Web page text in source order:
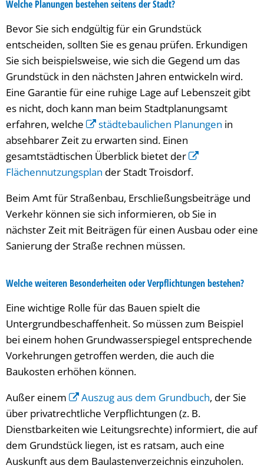
Welche Planungen bestehen seitens der Stadt?
Bevor Sie sich endgültig für ein Grundstück
entscheiden, sollten Sie es genau prüfen. Erkundigen
Sie sich beispielsweise, wie sich die Gegend um das
Grundstück in den nächsten Jahren entwickeln wird.
Eine Garantie für eine ruhige Lage auf Lebenszeit gibt
es nicht, doch kann man beim Stadtplanungsamt
erfahren, welche
städtebaulichen Planungen in
absehbarer Zeit zu erwarten sind. Einen
gesamtstädtischen Überblick bietet der
Flächennutzungsplan der Stadt Troisdorf.
Beim Amt für Straßenbau, Erschließungsbeiträge und
Verkehr können sie sich informieren, ob Sie in
nächster Zeit mit Beiträgen für einen Ausbau oder eine
Sanierung der Straße rechnen müssen.
Welche weiteren Besonderheiten oder Verpflichtungen bestehen?
Eine wichtige Rolle für das Bauen spielt die
Untergrundbeschaffenheit. So müssen zum Beispiel
bei einem hohen Grundwasserspiegel entsprechende
Vorkehrungen getroffen werden, die auch die
Baukosten erhöhen können.
Außer einem
Auszug aus dem Grundbuch, der Sie
über privatrechtliche Verpflichtungen (z. B.
Dienstbarkeiten wie Leitungsrechte) informiert, die auf
dem Grundstück liegen, ist es ratsam, auch eine
Auskunft aus dem Baulastenverzeichnis einzuholen.